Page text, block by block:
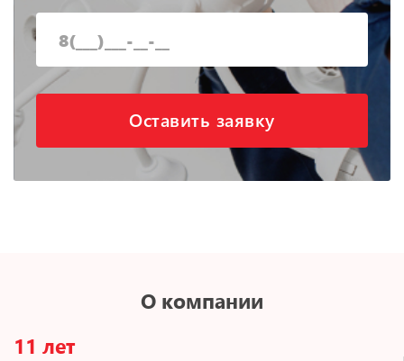
Оставить заявку
О компании
11 лет